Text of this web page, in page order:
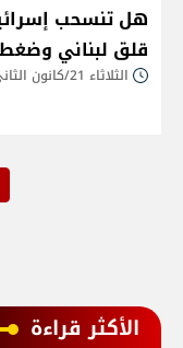
هل تنسحب
قلق لبناني
الثلاثاء 21/كانون الثاني/2025 - 03:06 ص
الأكثر قراءة